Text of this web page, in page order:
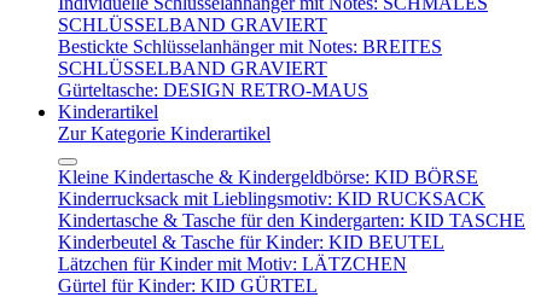
SCHLÜSSELBAND GRAVIERT
Bestickte Schlüsselanhänger mit Notes: BREITES
SCHLÜSSELBAND GRAVIERT
Gürteltasche: DESIGN RETRO-MAUS
Kinderartikel
Zur Kategorie Kinderartikel
Kleine Kindertasche & Kindergeldbörse: KID BÖRSE
Kinderrucksack mit Lieblingsmotiv: KID RUCKSACK
Kindertasche & Tasche für den Kindergarten: KID TASCHE
Kinderbeutel & Tasche für Kinder: KID BEUTEL
Lätzchen für Kinder mit Motiv: LÄTZCHEN
Gürtel für Kinder: KID GÜRTEL